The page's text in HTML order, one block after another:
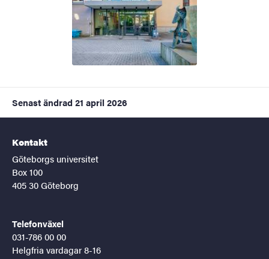
Senast ändrad 21 april 2026
Kontakt
Göteborgs universitet
Box 100
405 30 Göteborg
Telefonväxel
031-786 00 00
Helgfria vardagar 8-16